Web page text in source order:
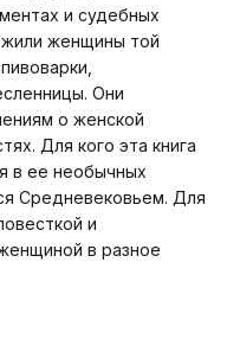
и судебных
жили женщины той
Они
о женской
Для кого эта книга
в ее необычных
Средневековьем. Для
и
в разное